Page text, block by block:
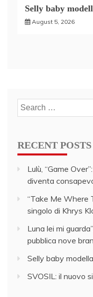
Selly baby
August 5, 2026
Search
for:
RECENT POSTS
Lulù, “Game
diventa
“Take Me Where
singolo di Khrys
Luna lei mi
pubblica nove
Selly baby
SVOSIL: il nuovo